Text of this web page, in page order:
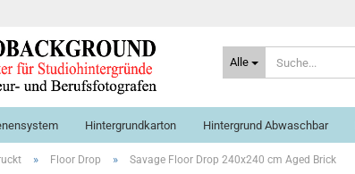
Alle
Hintergrundkarton Hintergrund Abwaschbar
» Floor Drop » Savage Floor Drop 240x240 cm Aged Brick